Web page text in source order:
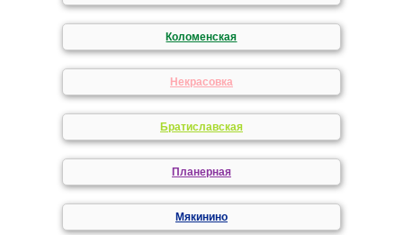
Коломенская
Некрасовка
Братиславская
Планерная
Мякинино